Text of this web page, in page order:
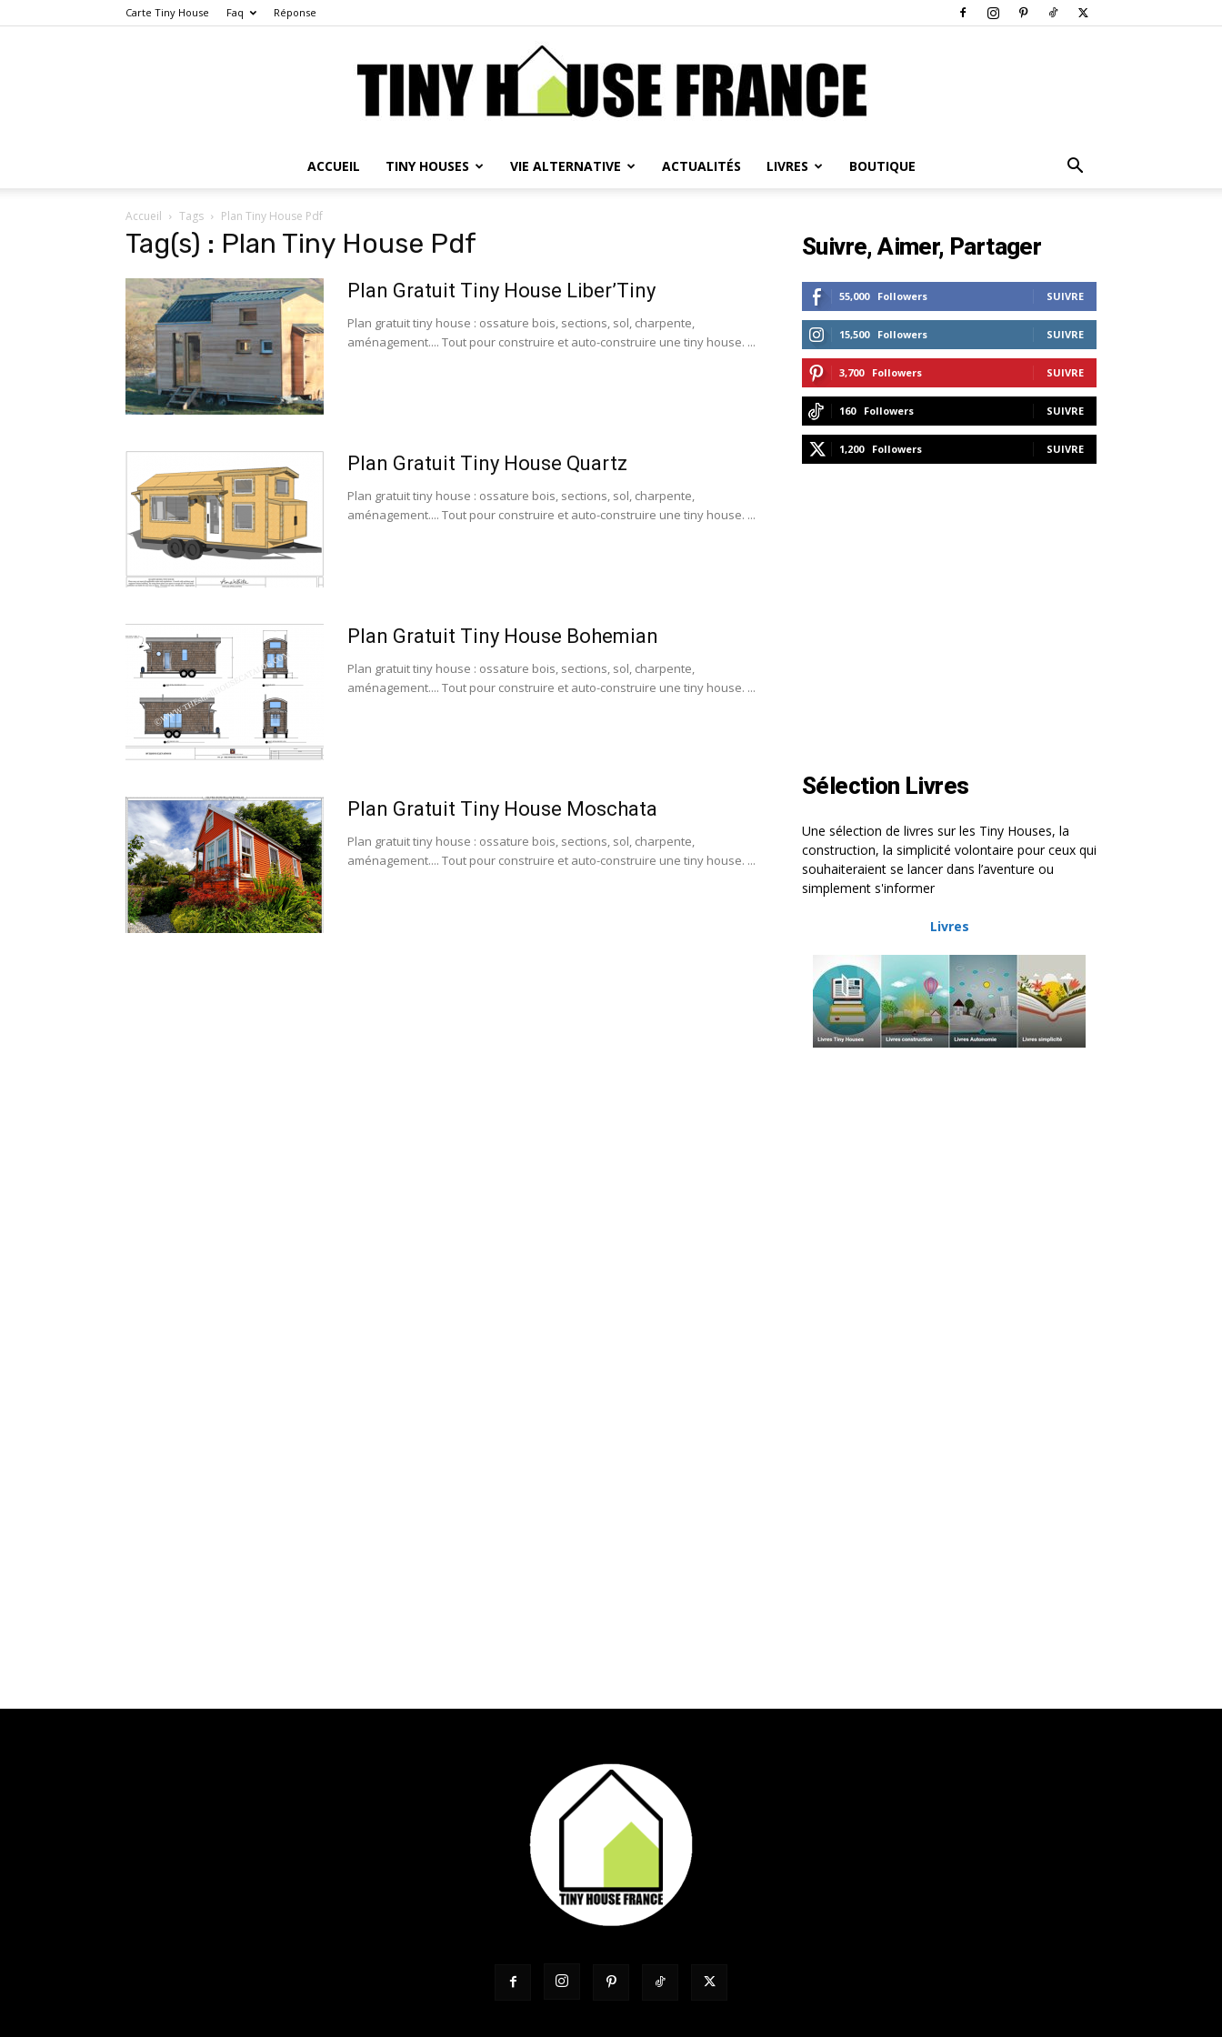
Carte Tiny House Faq Réponse
ACCUEIL TINY HOUSES VIE ALTERNATIVE ACTUALITÉS LIVRES BOUTIQUE
Accueil Tags Plan Tiny House Pdf
Tag(s) : Plan Tiny House Pdf
Plan Gratuit Tiny House Liber’Tiny
Plan gratuit tiny house : ossature bois, sections, sol, charpente,
aménagement.... Tout pour construire et auto-construire une tiny house. ...
Plan Gratuit Tiny House Quartz
Plan gratuit tiny house : ossature bois, sections, sol, charpente,
aménagement.... Tout pour construire et auto-construire une tiny house. ...
Plan Gratuit Tiny House Bohemian
Plan gratuit tiny house : ossature bois, sections, sol, charpente,
aménagement.... Tout pour construire et auto-construire une tiny house. ...
Plan Gratuit Tiny House Moschata
Plan gratuit tiny house : ossature bois, sections, sol, charpente,
aménagement.... Tout pour construire et auto-construire une tiny house. ...
Suivre, Aimer, Partager
55,000 Followers SUIVRE
15,500 Followers SUIVRE
3,700 Followers SUIVRE
160 Followers SUIVRE
1,200 Followers SUIVRE
Sélection Livres
Une sélection de livres sur les Tiny Houses, la
construction, la simplicité volontaire pour ceux qui
souhaiteraient se lancer dans l’aventure ou
simplement s'informer
Livres